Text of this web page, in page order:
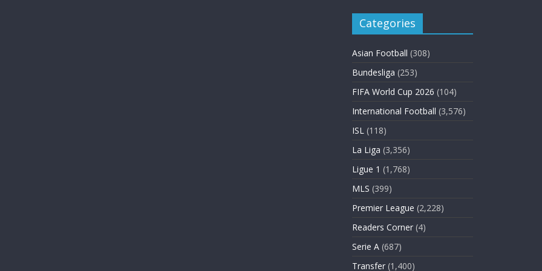
Categories
Asian Football (308)
Bundesliga (253)
FIFA World Cup 2026 (104)
International Football (3,576)
ISL (118)
La Liga (3,356)
Ligue 1 (1,768)
MLS (399)
Premier League (2,228)
Readers Corner (4)
Serie A (687)
Transfer (1,400)